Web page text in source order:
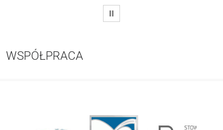
WSTRZYMAJ
WSPÓŁPRACA